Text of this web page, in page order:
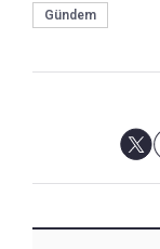
Gündem